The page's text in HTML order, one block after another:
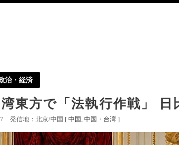
治・経済
東方で「法執行作戦」
発信地：北京/中国 [ 中国 中国・台湾 ]